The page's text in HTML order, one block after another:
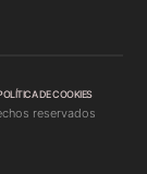
DE COOKIES
reservados